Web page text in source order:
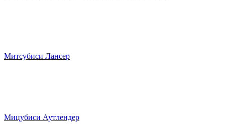
Митсубиси Лансер
Мицубиси Аутлендер